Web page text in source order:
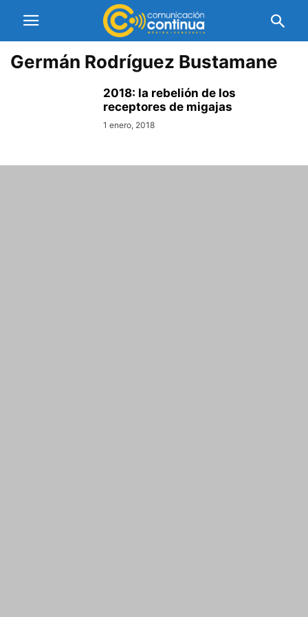
Germán Rodríguez Bustamane
2018: la rebelión de los
receptores de migajas
1 enero, 2018